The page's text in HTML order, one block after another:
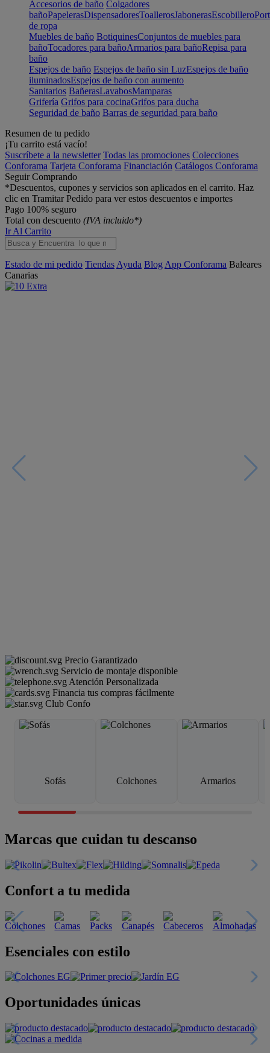
Accesorios de baño Colgadores
bañoPapelerasDispensadoresToallerosJabonerasEscobillero
de ropa
Muebles de baño BotiquinesConjuntos de muebles para
bañoTocadores para bañoArmarios para bañoRepisa para
baño
Espejos de baño Espejos de baño sin LuzEspejos de baño
iluminadosEspejos de baño con aumento
Sanitarios BañerasLavabosMamparas
Grifería Grifos para cocinaGrifos para ducha
Seguridad de baño Barras de seguridad para baño
Resumen de tu pedido
¡Tu carrito está vacío!
Suscríbete a la newsletter Todas las promociones Colecciones
Conforama Tarjeta Conforama Financiación Catálogos Conforama
Seguir Comprando
*Descuentos, cupones y servicios son aplicados en el carrito. Haz
clic en Tramitar Pedido para ver estos descuentos e importes
Pago 100% seguro
Total con descuento (IVA incluido*)
Ir Al Carrito
Estado de mi pedido Tiendas Ayuda Blog App Conforama Baleares
Canarias
Precio Garantizado
Servicio de montaje disponible
Atención Personalizada
Financia tus compras fácilmente
Club Confo
Sofás Colchones Armarios
Marcas que cuidan tu descanso
Confort a tu medida
Esenciales con estilo
Oportunidades únicas